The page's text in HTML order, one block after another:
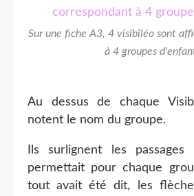
Sur une fiche A3, 4 visibiléo sont
à 4 groupes
Au dessus de chaque
notent le nom du groupe.
Ils surlignent les passages
permettait pour chaque
tout avait été dit, les